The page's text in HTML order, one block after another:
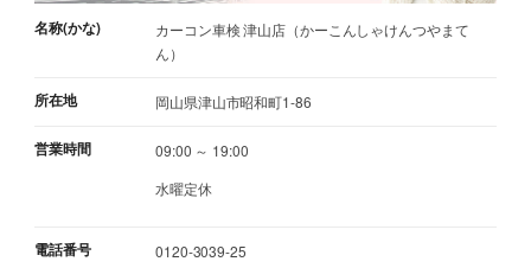
名称(かな)
カーコン車検 津山店（かーこんしゃけんつやまて
ん）
所在地 岡山県津山市昭和町1-86
営業時間
09:00 ～ 19:00
水曜定休
電話番号 0120-3039-25